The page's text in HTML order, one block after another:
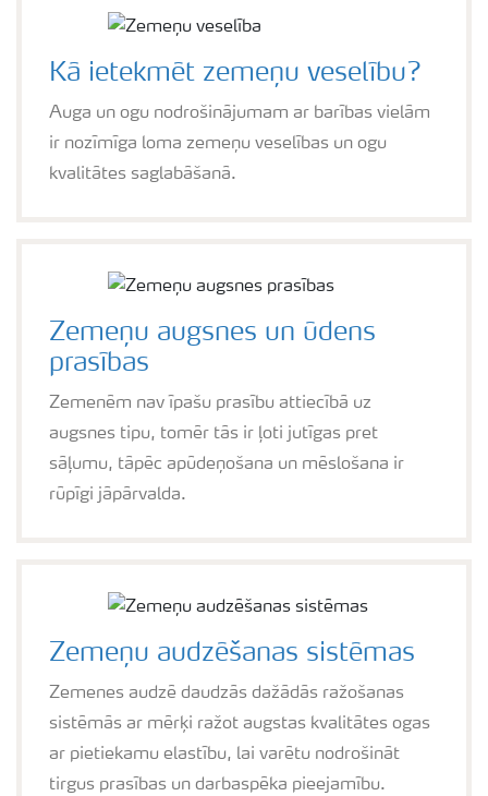
Kā ietekmēt zemeņu veselību?
Auga un ogu nodrošinājumam ar barības vielām
ir nozīmīga loma zemeņu veselības un ogu
kvalitātes saglabāšanā.
Zemeņu augsnes un ūdens
prasības
Zemenēm nav īpašu prasību attiecībā uz
augsnes tipu, tomēr tās ir ļoti jutīgas pret
sāļumu, tāpēc apūdeņošana un mēslošana ir
rūpīgi jāpārvalda.
Zemeņu audzēšanas sistēmas
Zemenes audzē daudzās dažādās ražošanas
sistēmās ar mērķi ražot augstas kvalitātes ogas
ar pietiekamu elastību, lai varētu nodrošināt
tirgus prasības un darbaspēka pieejamību.